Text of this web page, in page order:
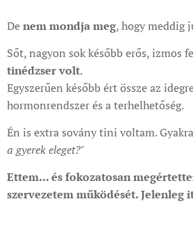
Denem mondja meg, hogy meddig
Sőt, nagyon sok később erős, izmos
tinédzser volt.
Egyszerűen később ért össze az
hormonrendszer és a terhelhetőség.
Én is extra sovány tini voltam.
a gyerek eleget?"
Ettem... és fokozatosan
szervezetem működését. Jelenleg